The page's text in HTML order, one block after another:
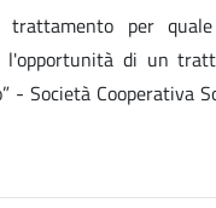
trattamento per
di un
- Società Cooperativa